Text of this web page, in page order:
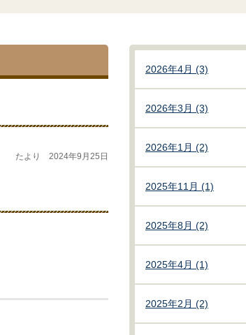
たより 2024年9月25日
2026年4月 (3)
2026年3月 (3)
2026年1月 (2)
2025年11月 (1)
2025年8月 (2)
2025年4月 (1)
2025年2月 (2)